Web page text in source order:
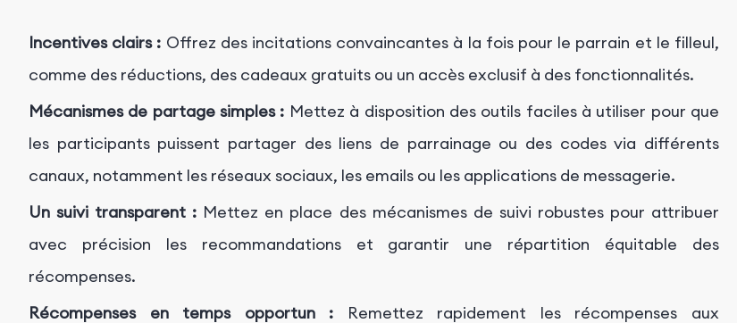
Incentives clairs : Offrez des incitations convaincantes à la fois pour le parrain et le filleul,
comme des réductions, des cadeaux gratuits ou un accès exclusif à des fonctionnalités.
Mécanismes de partage simples : Mettez à disposition des outils faciles à utiliser pour que
les participants puissent partager des liens de parrainage ou des codes via différents
canaux, notamment les réseaux sociaux, les emails ou les applications de messagerie.
Un suivi transparent : Mettez en place des mécanismes de suivi robustes pour attribuer
avec précision les recommandations et garantir une répartition équitable des
récompenses.
Récompenses en temps opportun : Remettez rapidement les récompenses aux